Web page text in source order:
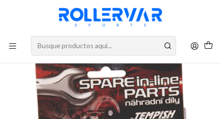
DESPACHOS A TODO CHILE